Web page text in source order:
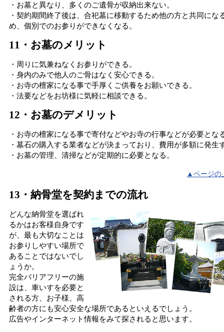
・お墓と異なり、多くのご遺骨が収納出来ない。
・契約期間終了後は、合祀墓に移動するため他の方と共同にな
め、個別でのお参りができなくなる。
11・お墓のメリット
・周りに気兼ねなくお参りができる。
・身内のみで他人のご骨はなく安心できる。
・お寺の檀家になる事で手厚くご供養をお願いできる。
・法要などをお坊様に気軽に相談できる。
12・お墓のデメリット
・お寺の檀家になる事で寄付などやお寺の行事などが必要とな
・墓石の購入する業者などが決まっており、費用が多額に発生
・お墓の管理、清掃などが定期的に必要となる。
▲ページの
13・納骨堂を契約までの流れ
どんな納骨堂を選ばれ
るかはお客様自身です
が、最も大切なことは
お参りしやすい場所で
あることではないでし
ょうか。
完全バリアフリーの施
設は、車いすを必要と
される方、お子様、高
齢者の方にも安心安全な場所であるといえるでしょう。
広告やインターネット情報をみて探されると思います。